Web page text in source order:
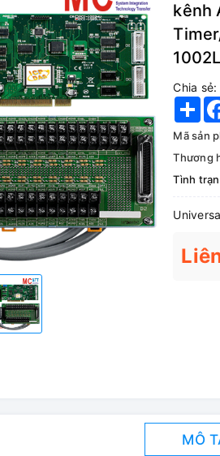
kênh
Chia sẻ:
Mã sản
Thương
Tình
MÔ